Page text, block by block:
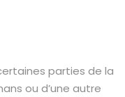
parties de la
ou d’une autre